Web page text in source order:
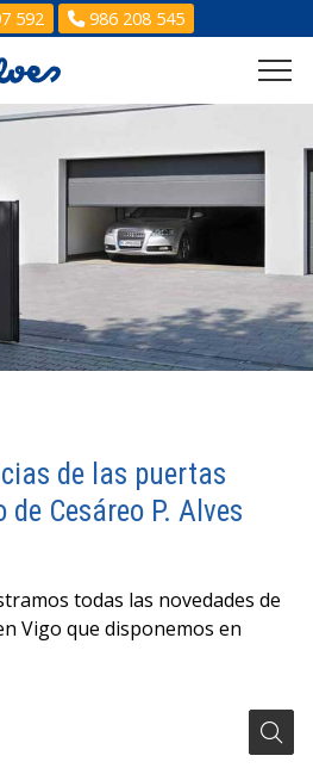
592 986 208 545
de las puertas
Cesáreo P. Alves
todas las novedades de
Vigo que disponemos en